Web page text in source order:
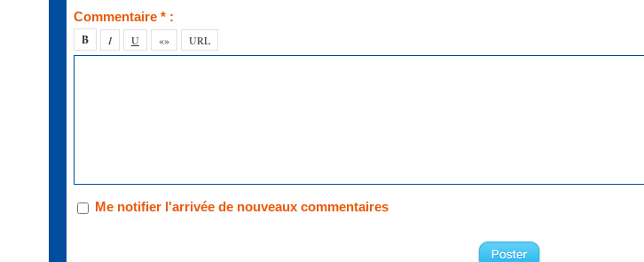
Commentaire * :
Me notifier l'arrivée de nouveaux commentaires